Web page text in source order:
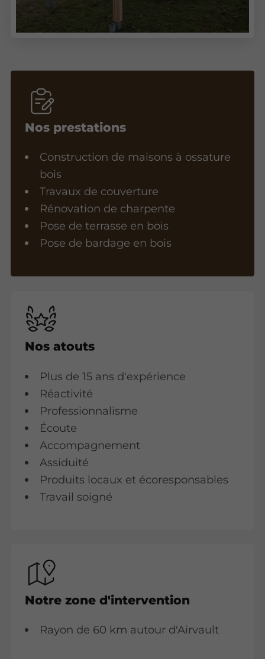
Nos prestations
Construction de maisons à ossature
bois
Travaux de couverture
Rénovation de charpente
Pose de terrasse en bois
Pose de bardage en bois
Nos atouts
Plus de 15 ans d'expérience
Réactivité
Professionnalisme
Écoute
Accompagnement
Assiduité
Produits locaux et écoresponsables
Travail soigné
Notre zone d'intervention
Rayon de 60 km autour d'Airvault